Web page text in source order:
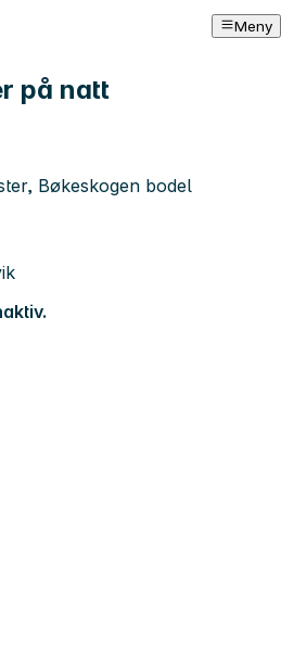
Meny
på natt
Bøkeskogen bodel